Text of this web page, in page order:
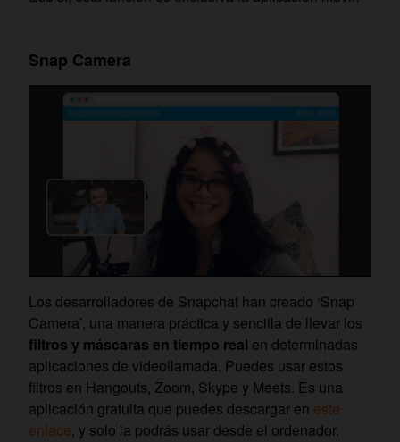
Snap Camera
Los desarrolladores de Snapchat han creado ‘Snap
Camera’, una manera práctica y sencilla de llevar los
filtros y máscaras en tiempo real en determinadas
aplicaciones de videollamada. Puedes usar estos
filtros en Hangouts, Zoom, Skype y Meets. Es una
aplicación gratuita que puedes descargar en este
enlace, y solo la podrás usar desde el ordenador.